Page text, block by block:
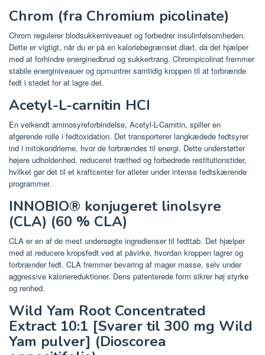
Chrom (fra Chromium picolinate)
Chrom regulerer blodsukkerniveauet og forbedrer insulinfølsomheden.
Dette er vigtigt, når du er på en kaloriebegrænset diæt, da det hjælper
med at forhindre energinedbrud og sukkertrang. Chrompicolinat fremmer
stabile energiniveauer og opmuntrer samtidig kroppen til at forbrænde
fedt i stedet for at lagre det.
Acetyl-L-carnitin HCI
En velkendt aminosyreforbindelse, Acetyl-L-Carnitin, spiller en
afgørende rolle i fedtoxidation. Det transporterer langkædede fedtsyrer
ind i mitokondrierne, hvor de forbrændes til energi. Dette understøtter
højere udholdenhed, reduceret træthed og forbedrede restitutionstider,
hvilket gør det til et kraftcenter for atleter under intense fedtskærende
programmer.
INNOBIO® konjugeret linolsyre
(CLA) (60 % CLA)
CLA er en af ​​de mest undersøgte ingredienser til fedttab. Det hjælper
med at reducere kropsfedt ved at påvirke, hvordan kroppen lagrer og
forbrænder fedt. CLA fremmer bevaring af mager masse, selv under
aggressive kaloriereduktioner. Dens patenterede form sikrer høj styrke
og renhed.
Wild Yam Root Concentrated
Extract 10:1 [Svarer til 300 mg Wild
Yam pulver] (Dioscorea